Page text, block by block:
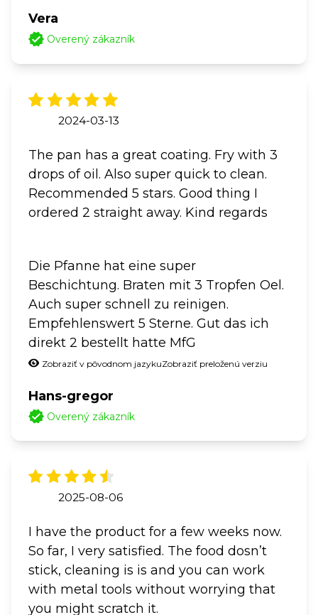
Vera
Overený zákazník
2024-03-13
The pan has a great coating. Fry with 3
drops of oil. Also super quick to clean.
Recommended 5 stars. Good thing I
ordered 2 straight away. Kind regards
Die Pfanne hat eine super
Beschichtung. Braten mit 3 Tropfen Oel.
Auch super schnell zu reinigen.
Empfehlenswert 5 Sterne. Gut das ich
direkt 2 bestellt hatte MfG
Zobraziť v pôvodnom jazykuZobraziť preloženú verziu
Hans-gregor
Overený zákazník
2025-08-06
I have the product for a few weeks now.
So far, I very satisfied. The food dosn’t
stick, cleaning is is and you can work
with metal tools without worrying that
you might scratch it.